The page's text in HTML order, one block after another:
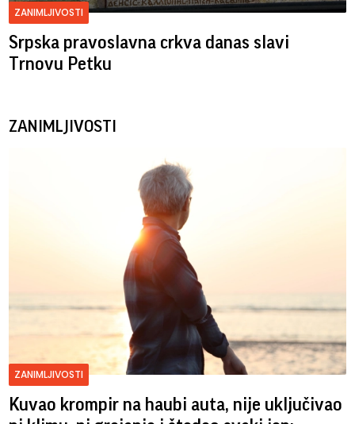
ZANIMLJIVOSTI
Srpska pravoslavna crkva danas slavi
Trnovu Petku
ZANIMLJIVOSTI
ZANIMLJIVOSTI
Kuvao krompir na haubi auta, nije uključivao